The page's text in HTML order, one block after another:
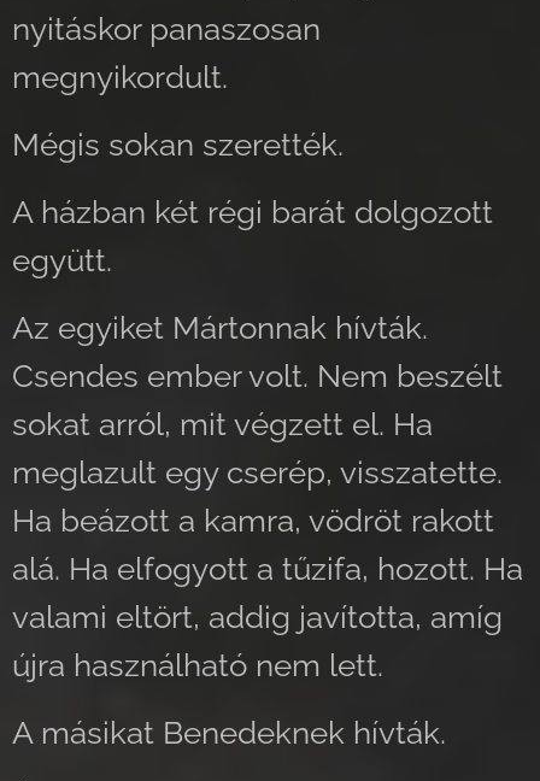
nyitáskor panaszosan
megnyikordult.
Mégis sokan szerették.
A házban két régi barát dolgozott
együtt.
Az egyiket Mártonnak hívták.
Csendes ember volt. Nem beszélt
sokat arról, mit végzett el. Ha
meglazult egy cserép, visszatette.
Ha beázott a kamra, vödröt rakott
alá. Ha elfogyott a tűzifa, hozott. Ha
valami eltört, addig javította, amíg
újra használható nem lett.
A másikat Benedeknek hívták.